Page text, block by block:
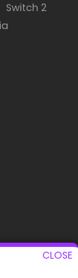
CLOSE
Switch 2
diárias em